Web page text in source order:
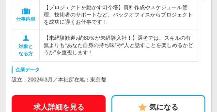
仕事内容
【プロジェクトを動かす司令塔】資料作成やスケジュール管
理、技術者のサポートなど、バックオフィスからプロジェクト
を成功に導くお仕事です！
対象と
なる方
【未経験歓迎♪約80％が未経験入社！】選考では、スキルの有
無よりも“あなた自身の持ち味”や“人と話すことを楽しめるかど
うか”を重視します！
企業データ
設立：2002年3月／本社所在地：東京都
求人詳細を見る 気になる